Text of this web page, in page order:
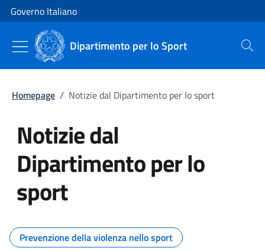
Vai al contenuto
Vai alla navigazione del sito
Governo Italiano
Dipartimento per lo Sport Cerca
Homepage / Notizie dal Dipartimento per lo sport
Notizie dal
Dipartimento per lo
sport
Tutti i contenuti della pagina
Prevenzione della violenza nello sport